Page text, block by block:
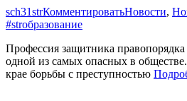
sch31strКомментироватьНовости,
#strобразование
Профессия защитника правопорядка
одной из самых опасных в
крае борьбы с преступностью